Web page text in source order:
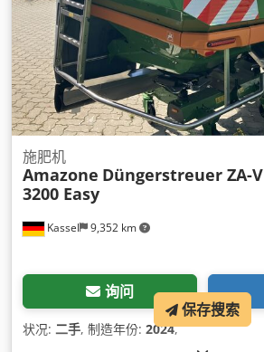
Kassel 9,352 km
施肥机
Amazone Düngerstreuer ZA-V
3200 Easy
询问
状况: 二手, 制造年份: 2024,
保存搜索